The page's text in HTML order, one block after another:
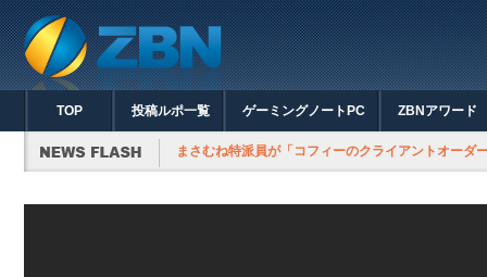
TOP 投稿ルポ一覧 ゲーミングノートPC ZBNアワード
まさむね特派員が「コフィーのクライアントオーダー発生」を投稿しました